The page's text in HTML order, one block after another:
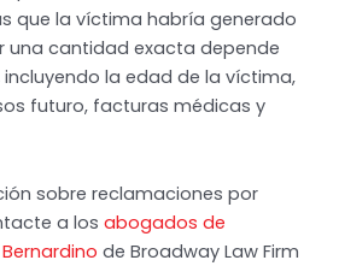
que la víctima habría generado
una cantidad exacta depende
la edad de la víctima,
futuro, facturas médicas y
sobre reclamaciones por
a los abogados de
de Broadway Law Firm